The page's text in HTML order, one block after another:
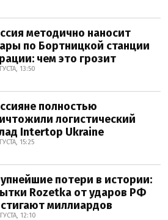
методично наносит
по Бортницкой станции
чем это грозит
13:50
полностью
логистический
Intertop Ukraine
15:25
потери в истории:
Rozetka от ударов РФ
миллиардов
12:10